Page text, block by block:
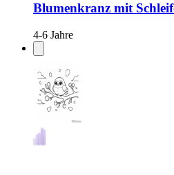
Blumenkranz mit
4-6 Jahre